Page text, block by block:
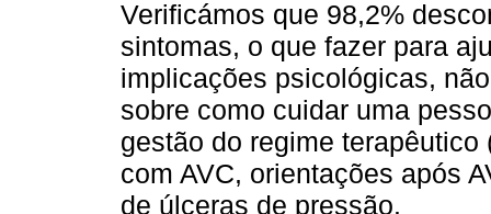
Verificámos que 98,2%
sintomas, o que fazer para
implicações psicológicas,
sobre como cuidar uma
gestão do regime
com AVC, orientações após
de úlceras de pressão.